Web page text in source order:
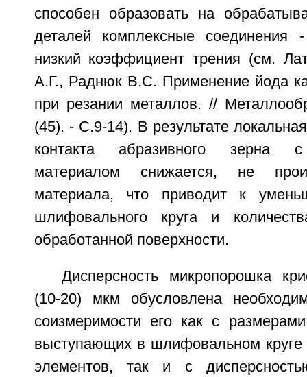
способен образовать на
деталей комплексные
низкий коэффициент трения (см.
А.Г., Раднюк B.C. Применение йода
при резании металлов. //
(45). - С.9-14). В результате
контакта абразивного зерна
материалом снижается, не
материала, что приводит к
шлифовального круга и
обработанной поверхности.
Дисперсность микропорошка
(10-20) мкм обусловлена
соизмеримости его как с
выступающих в шлифовальном круге
элементов, так и с